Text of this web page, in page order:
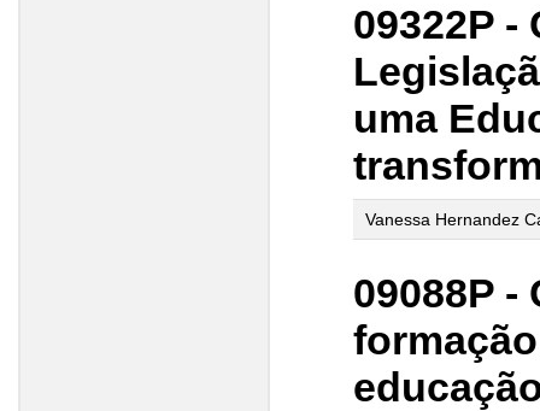
09322P -
uma
Vanessa Hernandez
09088P